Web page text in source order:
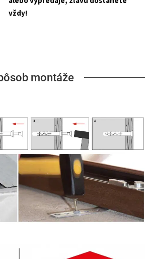
vždy!
montáže